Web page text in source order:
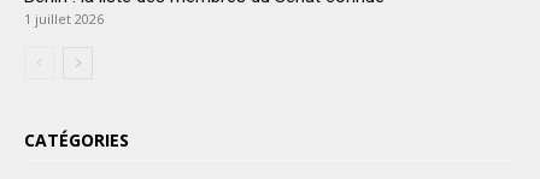
1 juillet 2026
CATÉGORIES